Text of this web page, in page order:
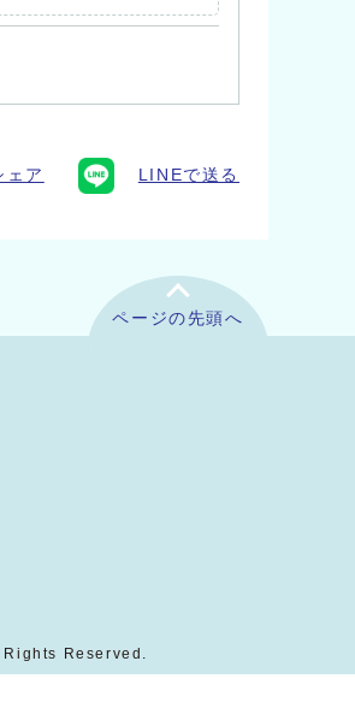
ア LINEで送る
ページの先頭へ
Reserved.